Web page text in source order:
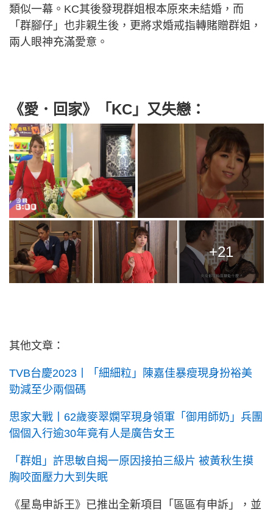
類似一幕。KC其後發現群姐根本原來未結婚，而
「群腳仔」也非親生後，更將求婚戒指轉賭贈群姐，
兩人眼神充滿愛意。
《愛．回家》「KC」又失戀 ：
+21
其他文章：
TVB台慶2023丨「細細粒」陳嘉佳暴瘦現身扮裕美
勁減至少兩個碼
思家大戰丨62歲麥翠嫻罕現身領軍「御用師奶」兵團
個個入行逾30年竟有人是廣告女王
「群姐」許思敏自揭一原因接拍三級片 被黃秋生摸
胸咬面壓力大到失眠
《星島申訴王》已推出全新項目「區區有申訴」，並